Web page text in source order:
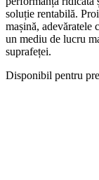
soluție rentabilă.
mașină, adevăratele
un mediu de lucru
suprafeței.
Disponibil pentru